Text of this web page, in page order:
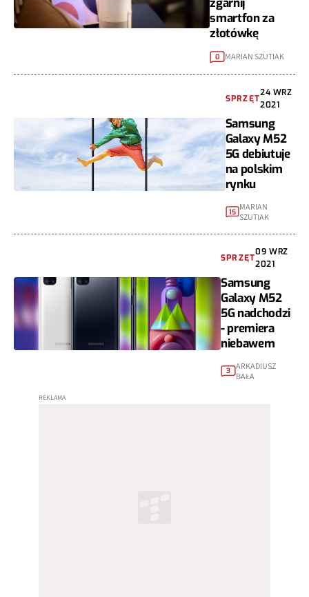
smartfon za
złotówkę
0 MARIAN SZUTIAK
SPRZĘT
24 WRZ
2021
Samsung
Galaxy M52
5G debiutuje
na polskim
rynku
15 MARIAN
SZUTIAK
SPRZĘT
09 WRZ
2021
Samsung
Galaxy M52
5G nadchodzi
- premiera
niebawem
3
ARKADIUSZ
BAŁA